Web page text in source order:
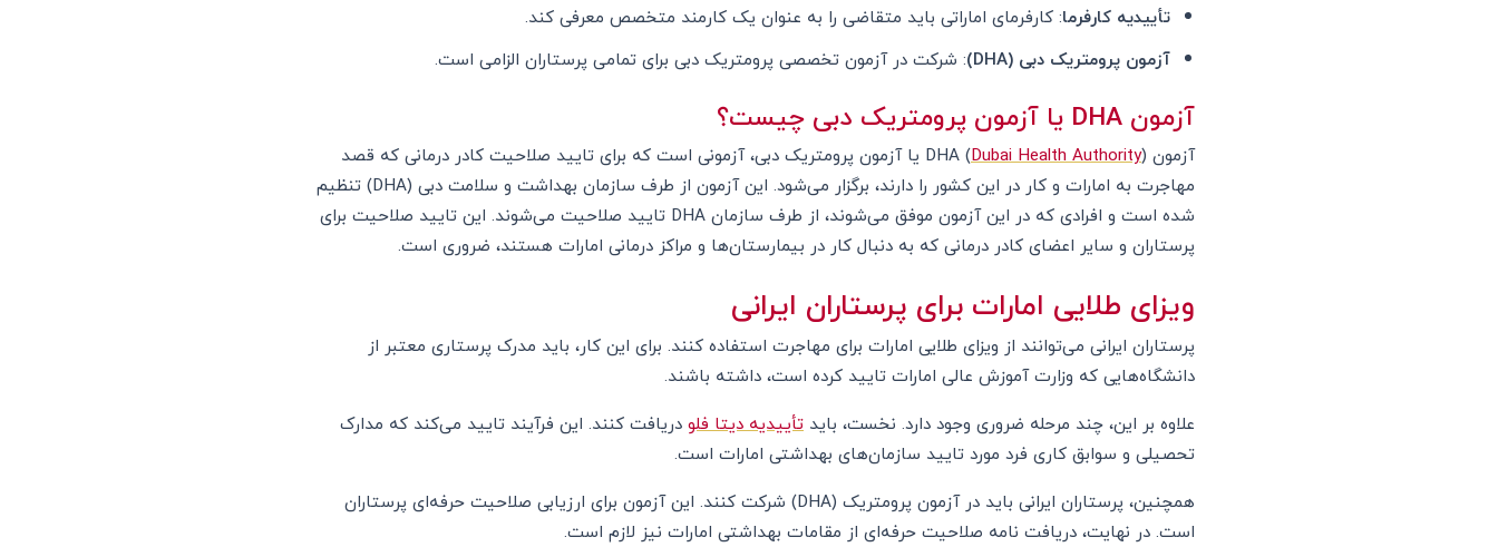
تأییدیه کارفرما: کارفرمای اماراتی باید متقاضی را به عنوان یک کارمند متخصص معرفی کند.
آزمون پرومتریک دبی (DHA)
: شرکت در آزمون تخصصی پرومتریک دبی برای تمامی پرستاران الزامی است.
آزمون DHA یا آزمون پرومتریک دبی چیست؟
آزمون DHA ( Dubai Health Authority
) یا آزمون پرومتریک دبی، آزمونی است که برای تایید صلاحیت کادر درمانی که قصد
مهاجرت به امارات و کار در این کشور را دارند، برگزار می‌شود. این آزمون از طرف سازمان بهداشت و سلامت دبی (DHA) تنظیم
شده است و افرادی که در این آزمون موفق می‌شوند، از طرف سازمان DHA تایید صلاحیت می‌شوند. این تایید صلاحیت برای
پرستاران و سایر اعضای کادر درمانی که به دنبال کار در بیمارستان‌ها و مراکز درمانی امارات هستند، ضروری است.
ویزای طلایی امارات برای پرستاران ایرانی
پرستاران ایرانی می‌توانند از ویزای طلایی امارات برای مهاجرت استفاده کنند. برای این کار، باید مدرک پرستاری معتبر از
دانشگاه‌هایی که وزارت آموزش عالی امارات تایید کرده است، داشته باشند.
علاوه بر این، چند مرحله ضروری وجود دارد. نخست، باید تأییدیه دیتا فلودریافت کنند. این فرآیند تایید می‌کند که مدارک
تحصیلی و سوابق کاری فرد مورد تایید سازمان‌های بهداشتی امارات است.
همچنین، پرستاران ایرانی باید در آزمون پرومتریک (DHA) شرکت کنند. این آزمون برای ارزیابی صلاحیت حرفه‌ای پرستاران
است. در نهایت، دریافت نامه صلاحیت حرفه‌ای از مقامات بهداشتی امارات نیز لازم است.